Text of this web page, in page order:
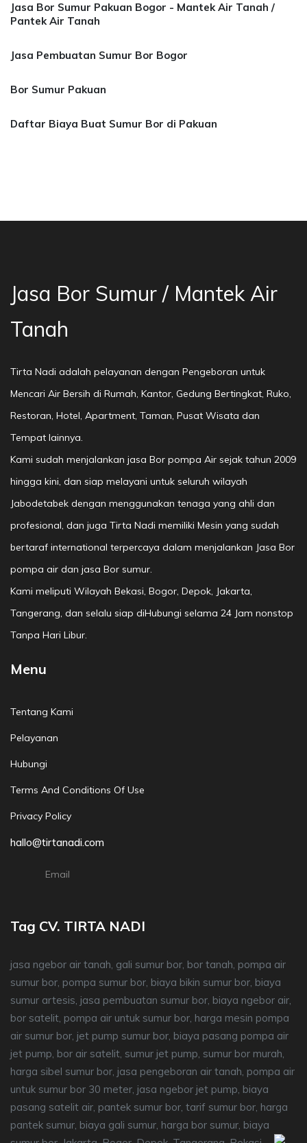
Jasa Bor Sumur Pakuan Bogor - Mantek Air Tanah /
Pantek Air Tanah
Jasa Pembuatan Sumur Bor Bogor
Bor Sumur Pakuan
Daftar Biaya Buat Sumur Bor di Pakuan
Jasa Bor Sumur / Mantek Air
Tanah
Tirta Nadi adalah pelayanan dengan Pengeboran untuk
Mencari Air Bersih di Rumah, Kantor, Gedung Bertingkat, Ruko,
Restoran, Hotel, Apartment, Taman, Pusat Wisata dan
Tempat lainnya.
Kami sudah menjalankan jasa Bor pompa Air sejak tahun 2009
hingga kini, dan siap melayani untuk seluruh wilayah
Jabodetabek dengan menggunakan tenaga yang ahli dan
profesional, dan juga Tirta Nadi memiliki Mesin yang sudah
bertaraf international terpercaya dalam menjalankan Jasa Bor
pompa air dan jasa Bor sumur.
Kami meliputi Wilayah Bekasi, Bogor, Depok, Jakarta,
Tangerang, dan selalu siap diHubungi selama 24 Jam nonstop
Tanpa Hari Libur.
Menu
Tentang Kami
Pelayanan
Hubungi
Terms And Conditions Of Use
Privacy Policy
hallo@tirtanadi.com
Email
Tag CV. TIRTA NADI
jasa ngebor air tanah, gali sumur bor, bor tanah, pompa air
sumur bor, pompa sumur bor, biaya bikin sumur bor, biaya
sumur artesis, jasa pembuatan sumur bor, biaya ngebor air,
bor satelit, pompa air untuk sumur bor, harga mesin pompa
air sumur bor, jet pump sumur bor, biaya pasang pompa air
jet pump, bor air satelit, sumur jet pump, sumur bor murah,
harga sibel sumur bor, jasa pengeboran air tanah, pompa air
untuk sumur bor 30 meter, jasa ngebor jet pump, biaya
pasang satelit air, pantek sumur bor, tarif sumur bor, harga
pantek sumur, biaya gali sumur, harga bor sumur, biaya